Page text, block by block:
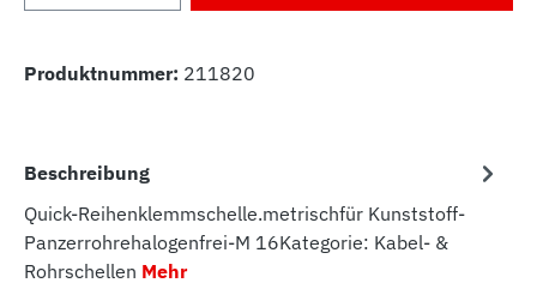
Produktnummer: 211820
Beschreibung
Quick-Reihenklemmschelle.metrischfür Kunststoff-
Panzerrohrehalogenfrei-M 16Kategorie: Kabel- &
Rohrschellen Mehr